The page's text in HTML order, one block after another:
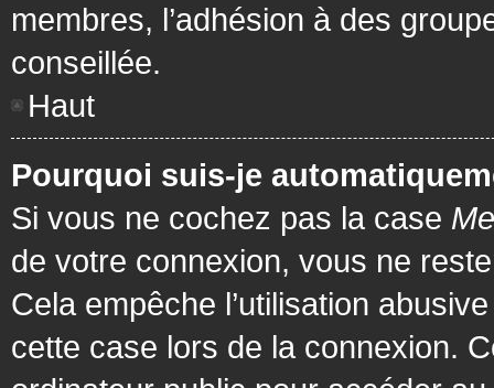
membres, l’adhésion à des
conseillée.
Haut
Pourquoi suis-je
Si vous ne cochez pas la case
de votre connexion, vous ne
Cela empêche l’utilisation
cette case lors de la connexion.